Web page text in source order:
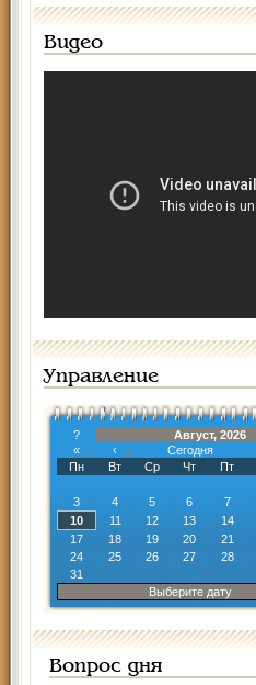
Видео
Управление
?
Август, 2026
«
‹ Сегодня
Пн
Вт Ср Чт Пт
3
4 5 6 7
10
11 12 13 14
17
18 19 20 21
24
25 26 27 28
31
Выберите дату
Вопрос дня